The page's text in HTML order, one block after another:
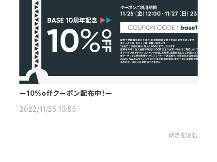
ー10%offクーポン配布中！ー
2022/11/25 13:55
続きを読む